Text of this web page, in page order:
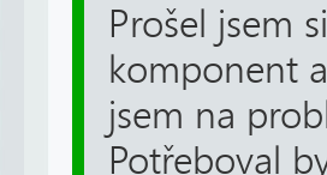
Prošel jsem
komponent
jsem na
Potřeboval